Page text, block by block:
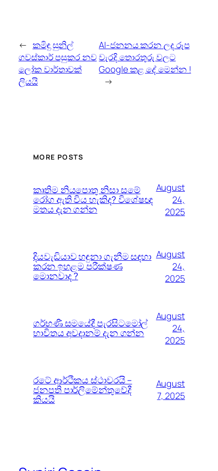
← කමිඳු සුනිල්
ගවස්කාර් පසුකර නව
ලෝක වාර්තාවක්
ලියයි
AI-ජනනය කරන ලද රූප
වැරදි තොරතුරු වලට
Google කළ දේ මෙන්න !
→
MORE POSTS
කෘතිම නියපොතු නිසා සමේ
රෝග ඇති විය හැකිද? විශේෂඥ
මතය දැන ගන්න
August
24,
2025
දියවැඩියාව හඳුනා ගැනීම සඳහා
කරන ඉහළම පරීක්ෂණ
මොනවාද ?
August
24,
2025
ගර්භණී සමයේදී පැරසිටමෝල්
භාවිතය අවදානම් දැන ගන්න
August
24,
2025
රටේ ආර්ථිකය ස්ථාවරයි –
ජනපති පාර්ලිමේන්තුවේදී
කියයි
August
7, 2025